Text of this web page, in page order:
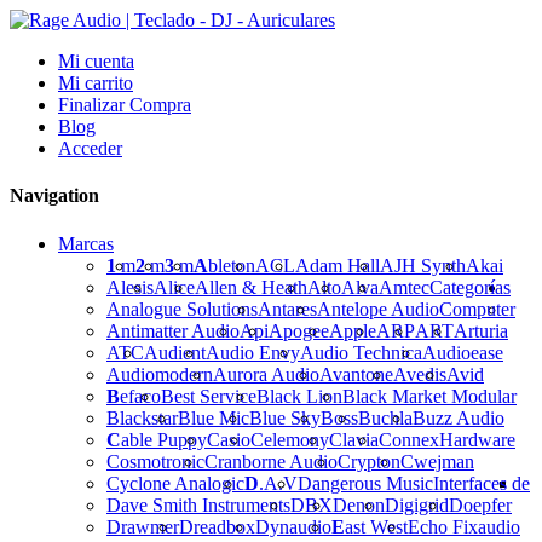
Mi cuenta
Mi carrito
Finalizar Compra
Blog
Acceder
Navigation
Marcas
1m2m3mAbletonACLAdam HallAJH SynthAkai
AlesisAliceAllen & HeathAltoAlvaAmtec
Analogue SolutionsAntaresAntelope Audio
Antimatter AudioApiApogeeAppleARPARTArturia
ATCAudientAudio EnvyAudio TechnicaAudioease
AudiomodernAurora AudioAvantoneAvedisAvid
BefacoBest ServiceBlack LionBlack Market Modular
BlackstarBlue MicBlue SkyBossBuchlaBuzz Audio
Cable PuppyCasioCelemonyClaviaConnex
CosmotronicCranborne AudioCryptonCwejman
Cyclone AnalogicD.A.VDangerous Music
Dave Smith InstrumentsDBXDenonDigigridDoepfer
DrawmerDreadboxDynaudioEast WestEcho Fix
Categorías
Computer
Hardware
Interfaces de
audio